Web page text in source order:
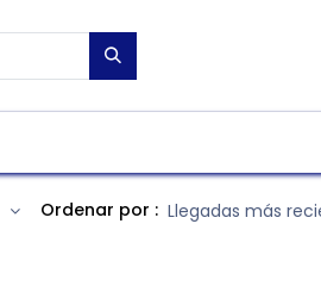
Ordenar por : Llegadas más